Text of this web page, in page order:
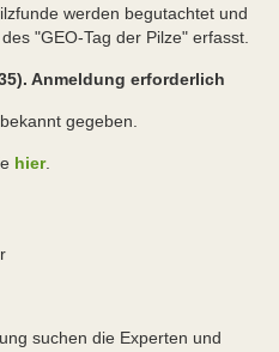
werden begutachtet und
"GEO-Tag der Pilze" erfasst.
Anmeldung erforderlich
gegeben.
hier.
suchen die Experten und